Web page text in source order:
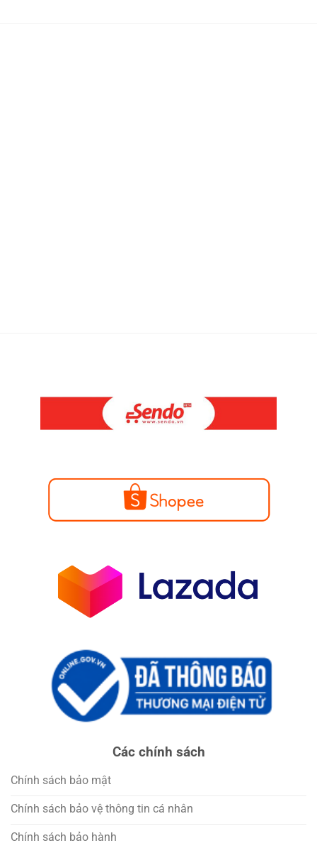
Các chính sách
Chính sách bảo mật
Chính sách bảo vệ thông tin cá nhân
Chính sách bảo hành